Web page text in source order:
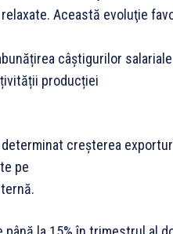
Această evoluţie
câștigurilor
producției
creșterea
pe